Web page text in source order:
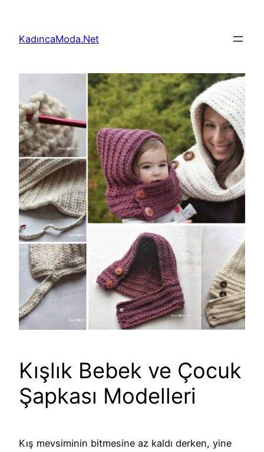
KadıncaModa.Net
Kışlık Bebek ve Çocuk
Şapkası Modelleri
Kış mevsiminin bitmesine az kaldı derken, yine